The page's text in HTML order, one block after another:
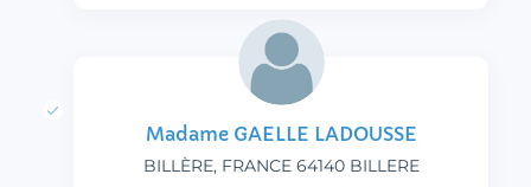
Madame GAELLE LADOUSSE
BILLÈRE, FRANCE 64140 BILLERE